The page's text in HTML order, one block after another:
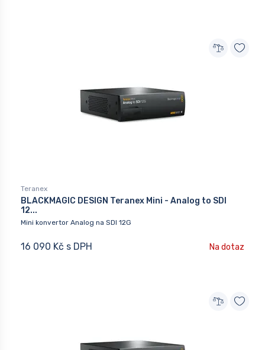
Teranex
BLACKMAGIC DESIGN Teranex Mini - Analog to SDI
12...
Mini konvertor Analog na SDI 12G
16 090 Kč s DPH Na dotaz